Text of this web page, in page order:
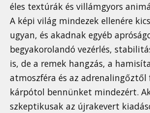
éles textúrák és villámgyors
A képi világ mindezek ellenére
ugyan, és akadnak egyéb
begyakorolandó vezérlés,
is, de a remek hangzás, a
atmoszféra és az
kárpótol bennünket mindezért.
szkeptikusak az újrakevert